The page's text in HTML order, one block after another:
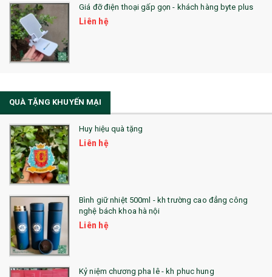
SẢN PHẨM MỚI 2021
Sổ Sạc Đa Năng
La Fonte
Giá đỡ điện thoại gấp gọn - khách hàng byte plus
Liên hệ
QUÀ TẶNG KHUYẾN MẠI
Huy hiệu quà tặng
Liên hệ
Bình giữ nhiệt 500ml - kh trường cao đẳng công
nghệ bách khoa hà nội
Liên hệ
Kỷ niệm chương pha lê - kh phuc hung